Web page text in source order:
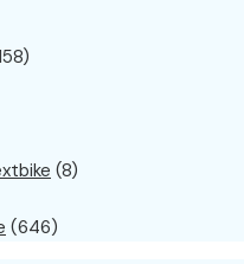
(8)
(646)